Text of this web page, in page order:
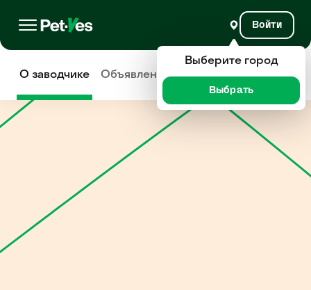
Войти
О заводчике Объявления Отзывы
Выберите город
Выбрать